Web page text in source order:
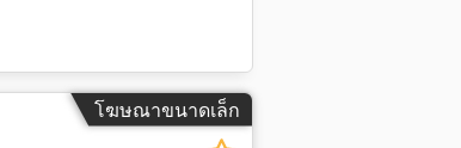
โฆษณาขนาดเล็ก